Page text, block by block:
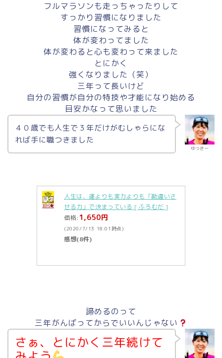
フルマラソンも走っちゃったりして
すっかり習慣になりました
習慣になってみると
体が変わってました
体が変わると心も変わって来ました
とにかく
強くなりました（笑）
三年って長いけど
自分の習慣が自分の特技や才能になり始める
目安かなって思いました
ゆっきー
４０歳でも人生で３年だけがむしゃらにな
れば手に職つきました
人生は、運よりも実力よりも「勘違いさ
せる力」で決まっている [ ふろむだ ]
価格: 1,650円
(2020/7/13 18:01時点)
感想(8件)
諦めるのって
三年がんばってからでいいんじゃない
さぁ、
とにかく三年続けて